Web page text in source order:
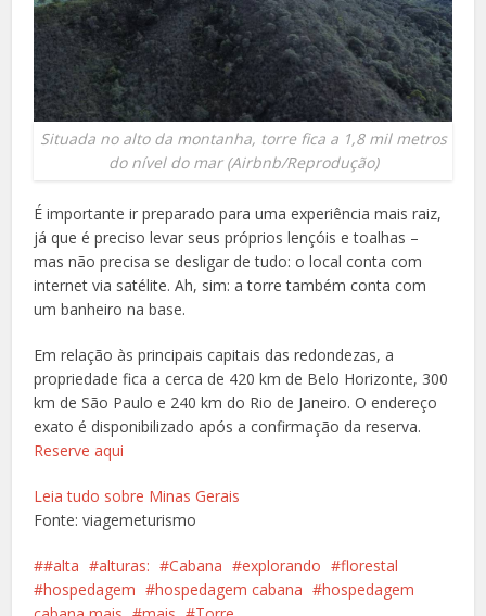
Situada no alto da montanha, torre fica a 1,8 mil metros
do nível do mar (Airbnb/Reprodução)
É importante ir preparado para uma experiência mais raiz,
já que é preciso levar seus próprios lençóis e toalhas –
mas não precisa se desligar de tudo: o local conta com
internet via satélite. Ah, sim: a torre também conta com
um banheiro na base.
Em relação às principais capitais das redondezas, a
propriedade fica a cerca de 420 km de Belo Horizonte, 300
km de São Paulo e 240 km do Rio de Janeiro. O endereço
exato é disponibilizado após a confirmação da reserva.
Reserve aqui
Leia tudo sobre Minas Gerais
Fonte: viagemeturismo
#alta alturas: Cabana explorando
florestal
hospedagem
hospedagem cabana
hospedagem